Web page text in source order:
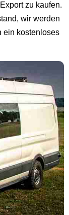
zu kaufen.
wir werden
ein kostenloses